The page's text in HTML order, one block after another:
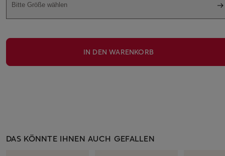
Bitte Größe wählen
IN DEN WARENKORB
DAS KÖNNTE IHNEN AUCH GEFALLEN